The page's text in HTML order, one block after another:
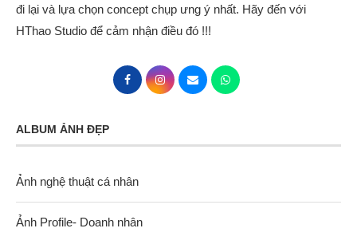
đi lại và lựa chọn concept chụp ưng ý nhất. Hãy đến với
HThao Studio để cảm nhận điều đó !!!
ALBUM ẢNH ĐẸP
Ảnh nghệ thuật cá nhân
Ảnh Profile- Doanh nhân